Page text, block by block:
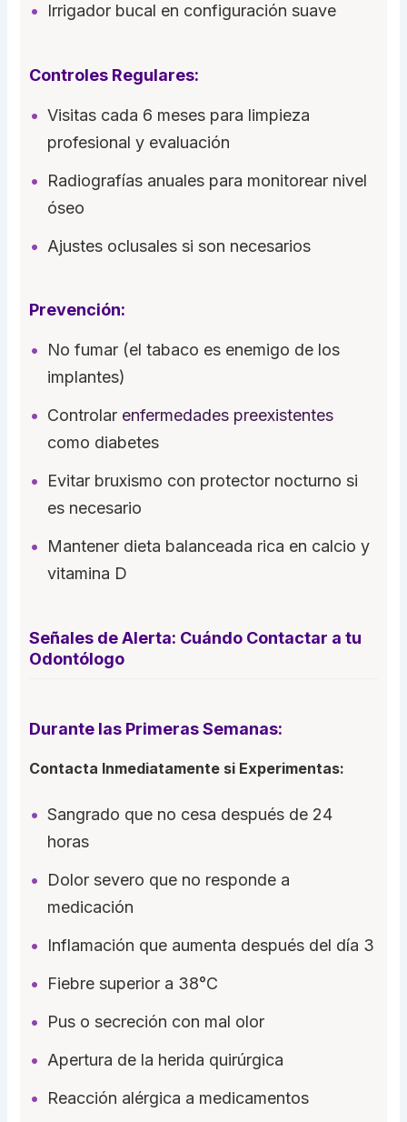
Irrigador bucal en configuración suave
Controles Regulares:
Visitas cada 6 meses para limpieza
profesional y evaluación
Radiografías anuales para monitorear nivel
óseo
Ajustes oclusales si son necesarios
Prevención:
No fumar (el tabaco es enemigo de los
implantes)
Controlar enfermedades preexistentes
como diabetes
Evitar bruxismo con protector nocturno si
es necesario
Mantener dieta balanceada rica en calcio y
vitamina D
Señales de Alerta: Cuándo Contactar a tu
Odontólogo
Durante las Primeras Semanas:
Contacta Inmediatamente si Experimentas:
Sangrado que no cesa después de 24
horas
Dolor severo que no responde a
medicación
Inflamación que aumenta después del día 3
Fiebre superior a 38°C
Pus o secreción con mal olor
Apertura de la herida quirúrgica
Reacción alérgica a medicamentos